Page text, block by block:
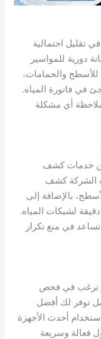
تقليل احتمالية
دورية للمواسير
للأسطح والحمامات،
في فاتورة المياه.
أي مشكلة
خدمات كشف
الشركة كشف
بالإضافة إلى
لشبكات المياه.
في منع تكرار
ترغب في فحص
توفر لك أفضل
أحدث الأجهزة
فعالة وسريعة